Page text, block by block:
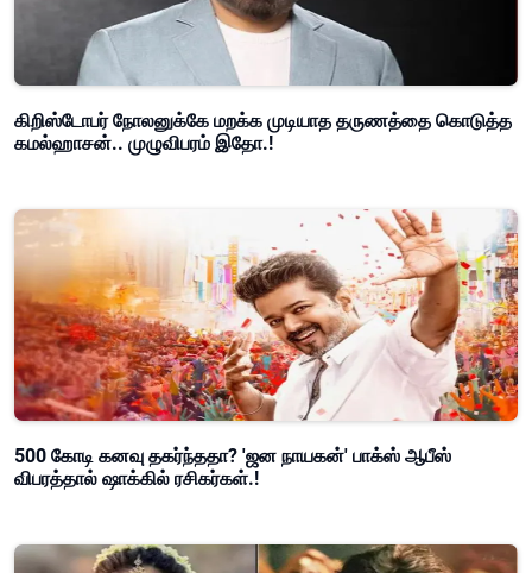
கிறிஸ்டோபர் நோலனுக்கே மறக்க முடியாத தருணத்தை கொடுத்த
கமல்ஹாசன்.. முழுவிபரம் இதோ.!
500 கோடி கனவு தகர்ந்ததா? 'ஜன நாயகன்' பாக்ஸ் ஆபீஸ்
விபரத்தால் ஷாக்கில் ரசிகர்கள்.!